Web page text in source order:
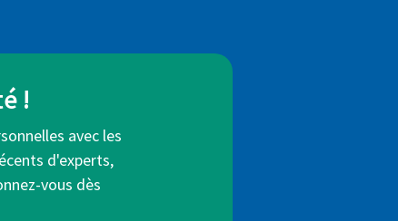
!
avec les
d'experts,
vous dès